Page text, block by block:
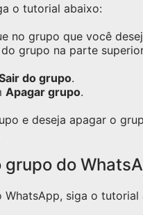
o tutorial abaixo:
no grupo que você
grupo na parte
do grupo.
Apagar grupo.
e deseja apagar o
do
siga o tutorial